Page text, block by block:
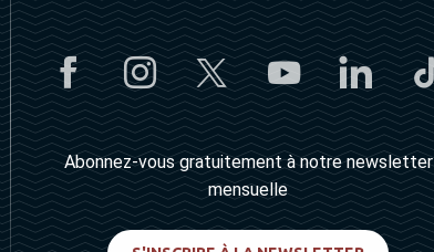
Abonnez-vous gratuitement à notre newsletter
mensuelle